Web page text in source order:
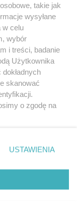
HOSTING
KONTAKT
i kultura
wydarzeń
Zdjęcia miasta
takie jak
wysyłane
w celu
wybór
i treści, badanie
Użytkownika
skanować
o zgodę na
. Niektóre
tylko
USTAWIENIA